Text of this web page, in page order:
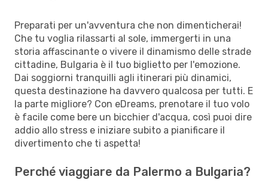
Preparati per un'avventura che non dimenticherai!
Che tu voglia rilassarti al sole, immergerti in una
storia affascinante o vivere il dinamismo delle strade
cittadine, Bulgaria è il tuo biglietto per l'emozione.
Dai soggiorni tranquilli agli itinerari più dinamici,
questa destinazione ha davvero qualcosa per tutti. E
la parte migliore? Con eDreams, prenotare il tuo volo
è facile come bere un bicchier d'acqua, così puoi dire
addio allo stress e iniziare subito a pianificare il
divertimento che ti aspetta!
Perché viaggiare da Palermo a Bulgaria?